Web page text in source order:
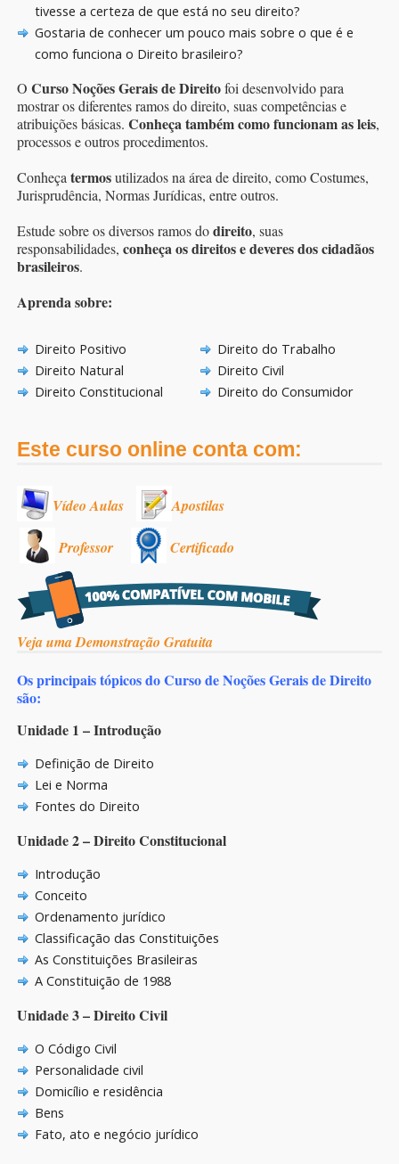
tivesse a certeza de que está no seu direito?
Gostaria de conhecer um pouco mais sobre o que é e
como funciona o Direito brasileiro?
O Curso Noções Gerais de Direitofoi desenvolvido para
mostrar os diferentes ramos do direito, suas competências e
atribuições básicas. Conheça também como funcionam as leis,
processos e outros procedimentos.
Conheça termosutilizados na área de direito, como Costumes,
Jurisprudência, Normas Jurídicas, entre outros.
Estude sobre os diversos ramos dodireito, suas
responsabilidades, conheça os direitos e deveres dos cidadãos
brasileiros.
Aprenda sobre:
Direito Positivo
Direito Natural
Direito Constitucional
Direito do Trabalho
Direito Civil
Direito do Consumidor
Este curso online conta com:
Vídeo Aulas Apostilas
Professor Certificado
Veja uma Demonstração Gratuita
Os principais tópicos do Curso de Noções Gerais de Direito
são:
Unidade 1 – Introdução
Definição de Direito
Lei e Norma
Fontes do Direito
Unidade 2 – Direito Constitucional
Introdução
Conceito
Ordenamento jurídico
Classificação das Constituições
As Constituições Brasileiras
A Constituição de 1988
Unidade 3 – Direito Civil
O Código Civil
Personalidade civil
Domicílio e residência
Bens
Fato, ato e negócio jurídico